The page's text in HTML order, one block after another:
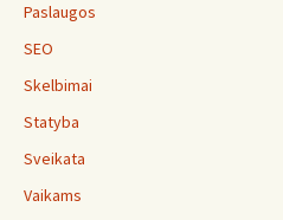
Paslaugos
SEO
Skelbimai
Statyba
Sveikata
Vaikams